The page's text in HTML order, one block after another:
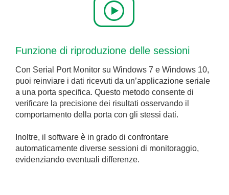
Funzione di riproduzione delle sessioni
Con Serial Port Monitor su Windows 7 e Windows 10,
puoi reinviare i dati ricevuti da un’applicazione seriale
a una porta specifica. Questo metodo consente di
verificare la precisione dei risultati osservando il
comportamento della porta con gli stessi dati.
Inoltre, il software è in grado di confrontare
automaticamente diverse sessioni di monitoraggio,
evidenziando eventuali differenze.